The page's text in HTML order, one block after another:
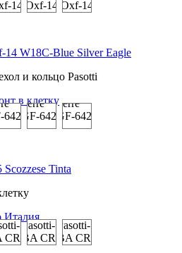
14 W18C-Blue Silver Eagle
и кольцо Pasotti
Tinta